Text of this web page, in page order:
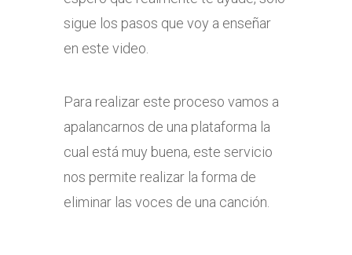
sigue los pasos que voy a enseñar
en este video.
Para realizar este proceso vamos a
apalancarnos de una plataforma la
cual está muy buena, este servicio
nos permite realizar la forma de
eliminar las voces de una canción.